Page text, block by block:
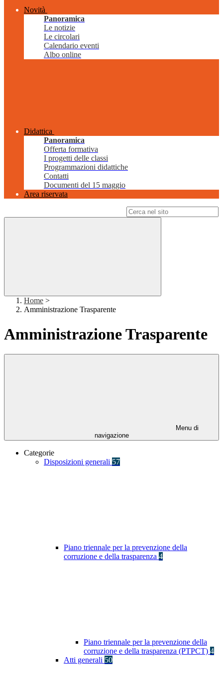
Novità
Panoramica
Le notizie
Le circolari
Calendario eventi
Albo online
Didattica
Panoramica
Offerta formativa
I progetti delle classi
Programmazioni didattiche
Contatti
Documenti del 15 maggio
Area riservata
Home >
Amministrazione Trasparente
Amministrazione Trasparente
Menu di
navigazione
Categorie
Disposizioni generali 57
Piano triennale per la prevenzione della
corruzione e della trasparenza 4
Piano triennale per la prevenzione della
corruzione e della trasparenza (PTPCT) 4
Atti generali 50